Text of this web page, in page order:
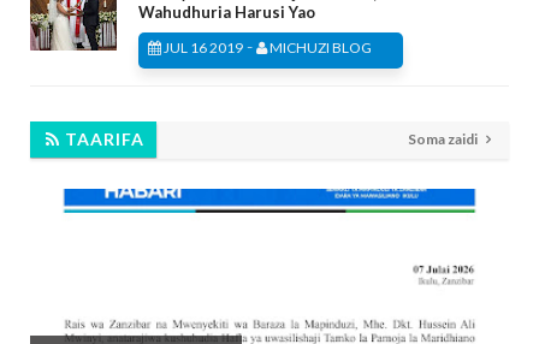
Wahudhuria Harusi Yao
JUL 16 2019 - MICHUZI BLOG
TAARIFA Soma zaidi